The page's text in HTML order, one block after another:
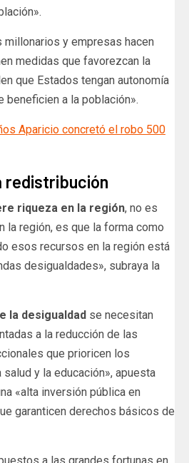
millonarios y empresas hacen
medidas que favorezcan la
que Estados tengan autonomía
beneficien a la población».
Aparicio concretó el robo 500
redistribución
riqueza en la región, no es
la región, es que la forma como
esos recursos en la región está
desigualdades», subraya la
la desigualdad se necesitan
a la reducción de las
que prioricen los
y la educación», apuesta
«alta inversión pública en
garanticen derechos básicos de